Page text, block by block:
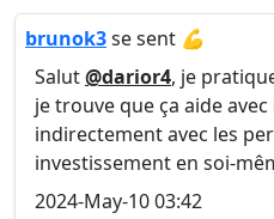
brunok3se sent 💪
Salut@darior4, je
je trouve que ça aide
indirectement avec les
investissement en soi-
2024-May-10 03:42